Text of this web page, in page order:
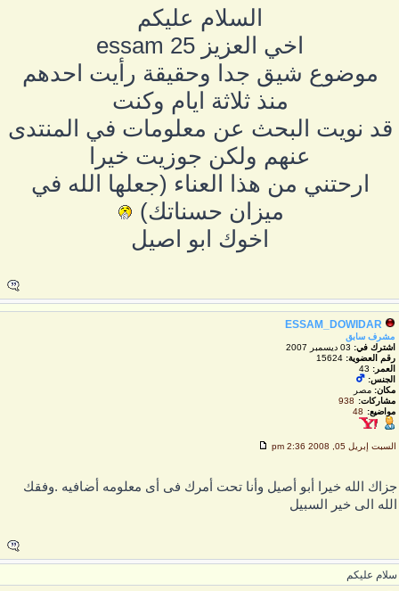
السلام عليكم
اخي العزيز essam 25
موضوع شيق جدا وحقيقة رأيت احدهم
منذ ثلاثة ايام وكنت
قد نويت البحث عن معلومات في المنتدى
عنهم ولكن جوزيت خيرا
ارحتني من هذا العناء (جعلها الله في
ميزان حسناتك)
اخوك ابو اصيل
ESSAM_DOWIDAR
مشرف سابق
اشترك في:03 ديسمبر 2007
رقم العضوية:15624
العمر: 43
الجنس:
مكان:مصر
مشاركات:
938
مواضيع:
48
السبت إبريل 05, 2008 2:36 pm
الله خيرا أبو أصيل وأنا تحت أمرك فى أى معلومه أضافيه .وفقك
الى خير السبيل
عليكم